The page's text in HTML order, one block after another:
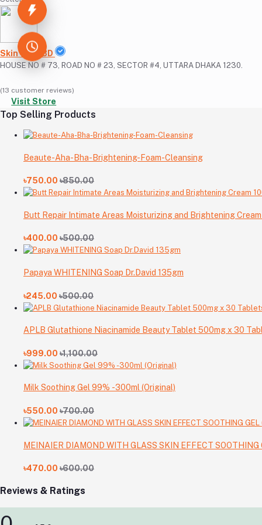
Skin Care BD
HOUSE NO # 73, ROAD NO # 23, SECTOR #4, UTTARA DHAKA 1230.
(13 customer reviews)
Visit Store
Top Selling Products
Beaute-Aha-Bha-Brightening-Foam-Cleansing
৳750.00 ৳850.00
Butt Repair Intimate Areas Moisturizing and Brightening
৳400.00 ৳500.00
Papaya WHITENING Soap Dr.David 135gm
৳245.00 ৳500.00
APLB Glutathione Niacinamide Beauty Tablet 500mg x 30
৳999.00 ৳1,100.00
Milk Soothing Gel 99% -300ml (Original)
৳550.00 ৳700.00
MEINAIER DIAMOND WITH GLASS SKIN EFFECT SOOTHING
৳470.00 ৳600.00
Reviews & Ratings